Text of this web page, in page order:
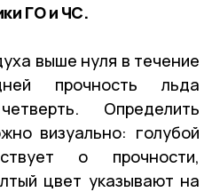
ГО и ЧС.
выше нуля в течение
прочность льда
Определить
визуально: голубой
о прочности,
цвет указывают на